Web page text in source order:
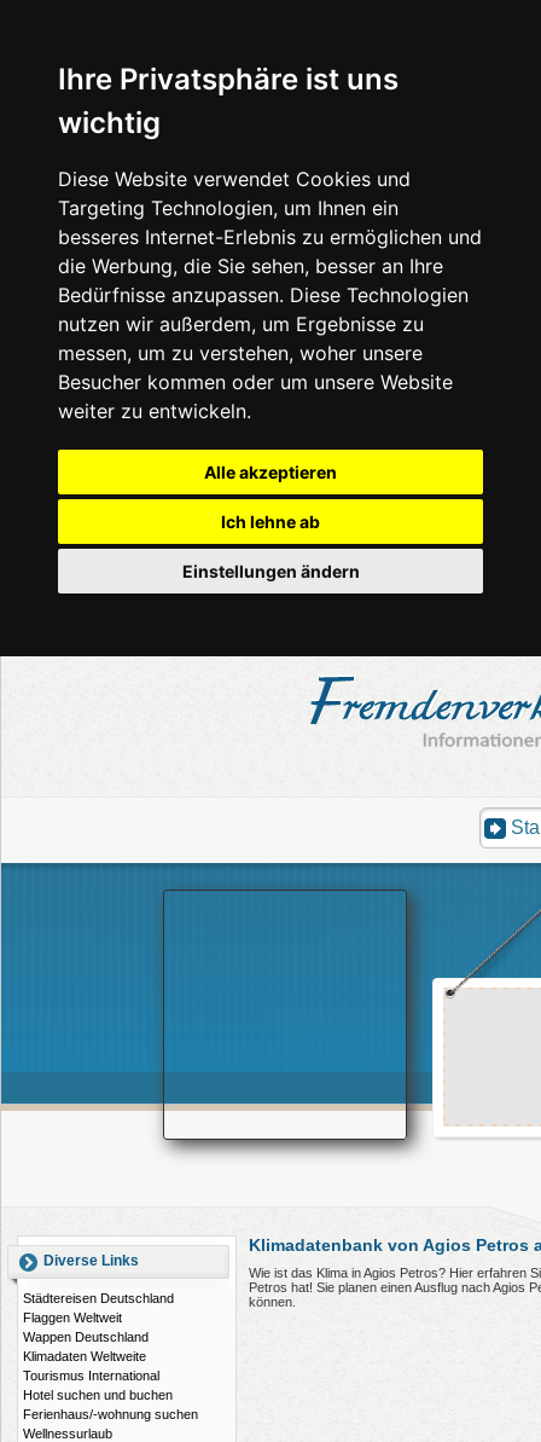
Ihre Privatsphäre ist uns
wichtig
Diese Website verwendet Cookies und
Targeting Technologien, um Ihnen ein
besseres Internet-Erlebnis zu ermöglichen und
die Werbung, die Sie sehen, besser an Ihre
Bedürfnisse anzupassen. Diese Technologien
nutzen wir außerdem, um Ergebnisse zu
messen, um zu verstehen, woher unsere
Besucher kommen oder um unsere Website
weiter zu entwickeln.
Alle akzeptieren
Ich lehne ab
Einstellungen ändern
Diverse Links
Städtereisen Deutschland
Flaggen Weltweit
Wappen Deutschland
Klimadaten Weltweite
Tourismus International
Hotel suchen und buchen
Ferienhaus/-wohnung suchen
Wellnessurlaub
Klimadatenbank von Agios Petros
Wie ist das Klima in Agios Petros? Hier erfahren
Petros hat! Sie planen einen Ausflug nach Agios
können.